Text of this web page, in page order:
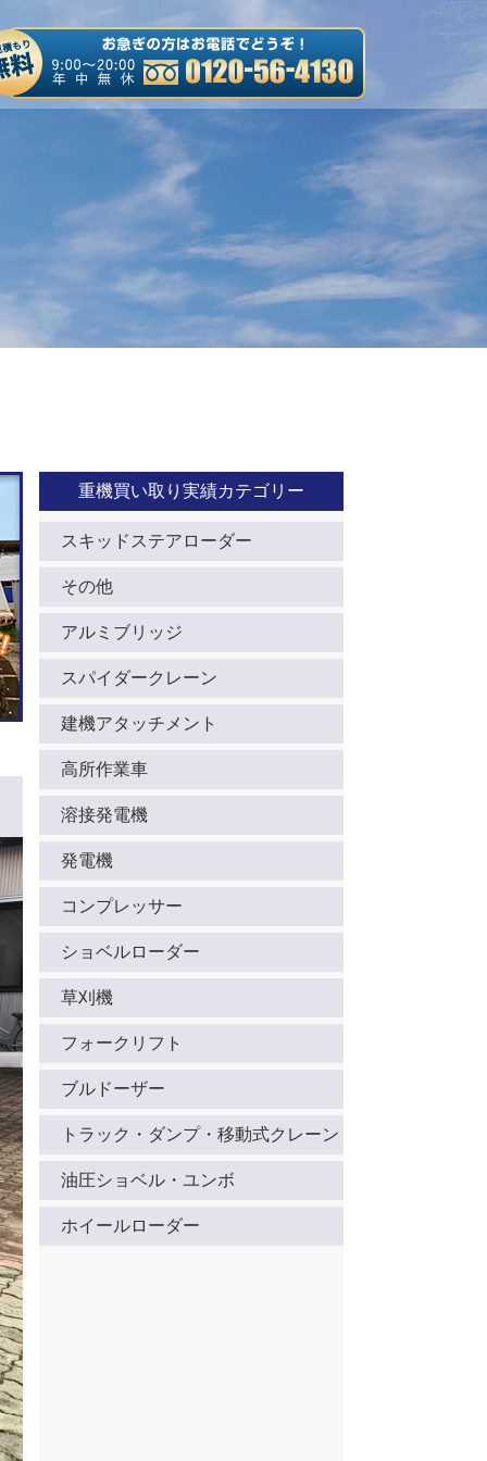
重機買い取り実績カテゴリー
スキッドステアローダー
その他
アルミブリッジ
スパイダークレーン
建機アタッチメント
高所作業車
溶接発電機
発電機
コンプレッサー
ショベルローダー
草刈機
フォークリフト
ブルドーザー
トラック・ダンプ・移動式クレーン
油圧ショベル・ユンボ
ホイールローダー